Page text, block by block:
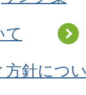
て
針につ